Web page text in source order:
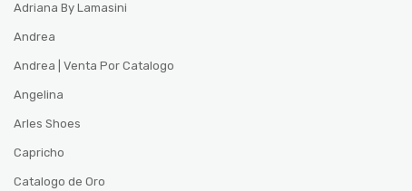
Adriana By Lamasini
Andrea
Andrea | Venta Por Catalogo
Angelina
Arles Shoes
Capricho
Catalogo de Oro